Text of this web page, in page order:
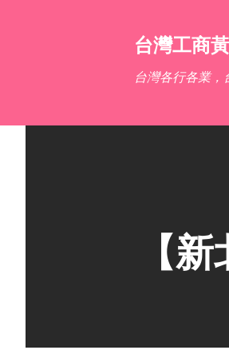
台灣工商
台灣各行各業，
【